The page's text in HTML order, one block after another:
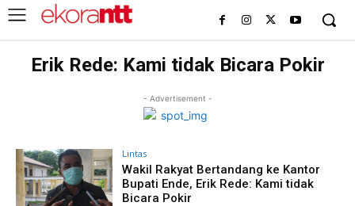
Erik Rede: Kami tidak Bicara Pokir
- Advertisement -
Lintas
Wakil Rakyat Bertandang ke Kantor
Bupati Ende, Erik Rede: Kami tidak
Bicara Pokir